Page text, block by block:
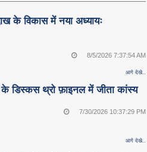
के विकास में नया अध्यायः
8/5/2026 7:37:54 AM
आगे देखे..
डिस्कस थ्रो फ़ाइनल में जीता कांस्य
7/30/2026 10:37:29 PM
आगे देखे..